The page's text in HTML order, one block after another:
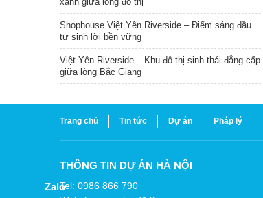
Shophouse Việt Yên Riverside – Điểm sáng đầu
tư sinh lời bền vững
Việt Yên Riverside – Khu đô thị sinh thái đẳng cấp
giữa lòng Bắc Giang
Trang chủ Tin tức Dự án Pháp lý
THÔNG TIN DỰ ÁN HÀ NỘI
Tel: 0986 866 790
Zalo